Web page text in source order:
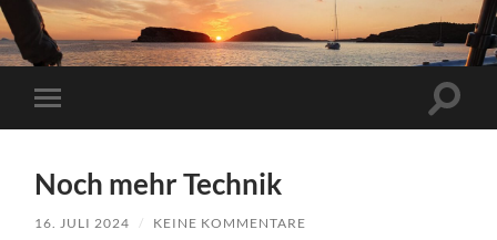
Mobile-
Menü
Noch mehr Technik
16. JULI 2024 / KEINE KOMMENTARE